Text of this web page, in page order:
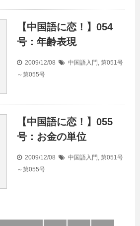
【中国語に恋！】054
号：年齢表現
2009/12/08 中国語入門 , 第051号
～第055号
【中国語に恋！】055
号：お金の単位
2009/12/08 中国語入門 , 第051号
～第055号